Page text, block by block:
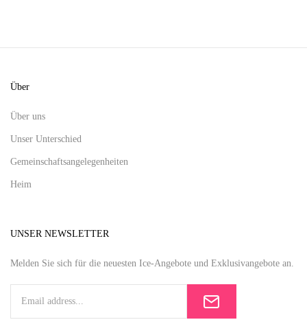
Über
Über uns
Unser Unterschied
Gemeinschaftsangelegenheiten
Heim
UNSER NEWSLETTER
Melden Sie sich für die neuesten Ice-Angebote und Exklusivangebote an.